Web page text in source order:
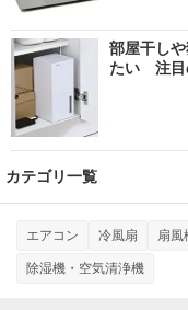
部屋干し
たい 注目
カテゴリ一覧
エアコン 冷風扇 扇風
除湿機・空気清浄機